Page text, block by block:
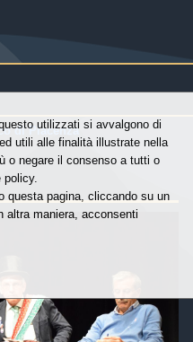
di Piacenza
utilizzati si avvalgono di
utili alle finalità illustrate nella
o negare il consenso a tutti o
questa pagina, cliccando su un
altra maniera, acconsenti